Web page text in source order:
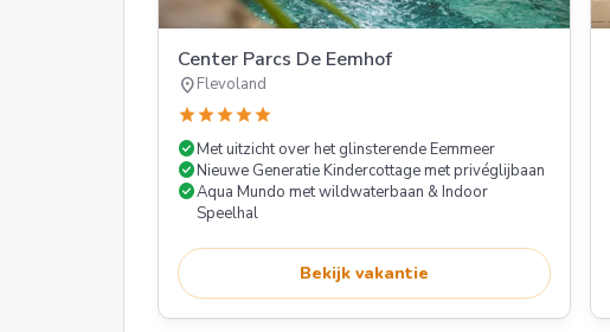
Center Parcs De Eemhof
location_onFlevoland
starstarstarstarstar
check_circleMet uitzicht over het glinsterende Eemmeer
check_circleNieuwe Generatie Kindercottage met privéglijbaan
check_circleAqua Mundo met wildwaterbaan & Indoor
Speelhal
Bekijk vakantie